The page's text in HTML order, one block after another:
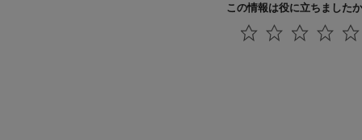
この情報は役に立ちました